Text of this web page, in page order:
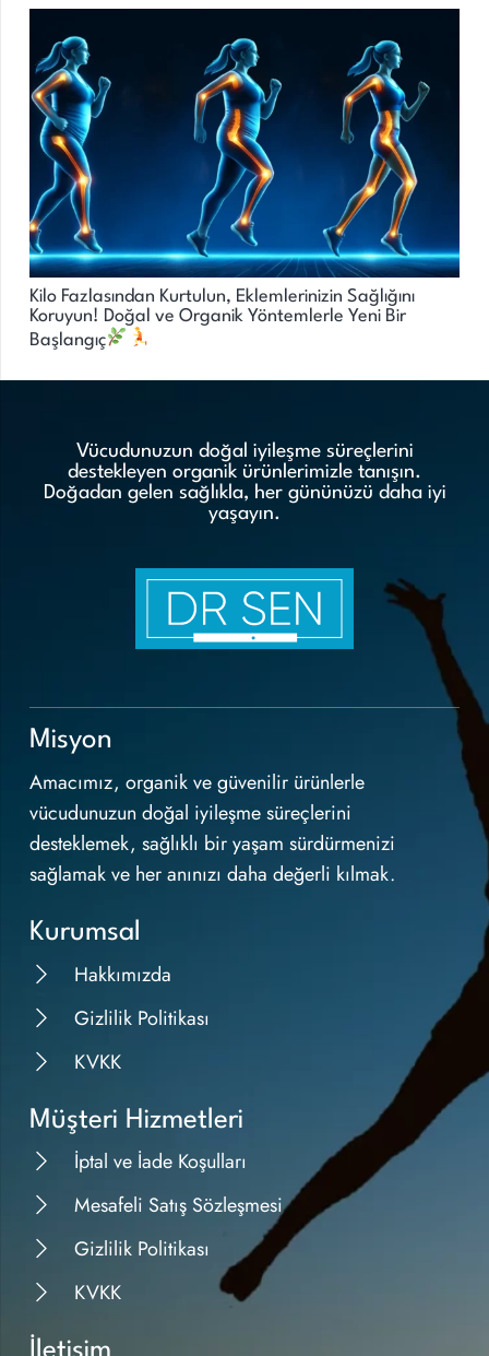
Kilo Fazlasından Kurtulun, Eklemlerinizin Sağlığını
Koruyun! Doğal ve Organik Yöntemlerle Yeni Bir
Başlangıç
Vücudunuzun doğal iyileşme süreçlerini
destekleyen organik ürünlerimizle tanışın.
Doğadan gelen sağlıkla, her gününüzü daha iyi
yaşayın.
Misyon
Amacımız, organik ve güvenilir ürünlerle
vücudunuzun doğal iyileşme süreçlerini
desteklemek, sağlıklı bir yaşam sürdürmenizi
sağlamak ve her anınızı daha değerli kılmak.
Kurumsal
Hakkımızda
Gizlilik Politikası
KVKK
Müşteri Hizmetleri
İptal ve İade Koşulları
Mesafeli Satış Sözleşmesi
Gizlilik Politikası
KVKK